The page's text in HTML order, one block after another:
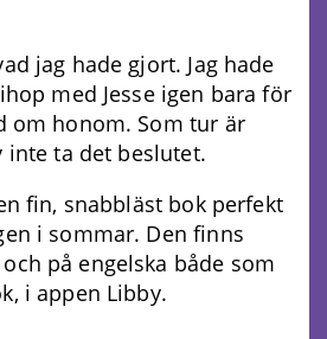
jag hade gjort. Jag hade
med Jesse igen bara för
om honom. Som tur är
inte ta det beslutet.
fin, snabbläst bok perfekt
i sommar. Den finns
på engelska både som
i appen Libby.